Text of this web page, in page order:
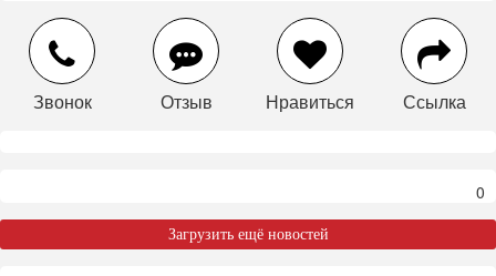
Звонок Отзыв Нравиться Ссылка
0
Загрузить ещё новостей